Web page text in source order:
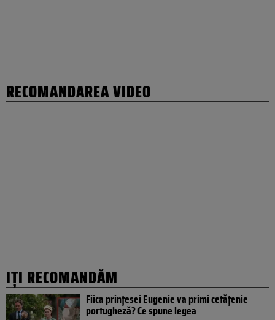
RECOMANDAREA VIDEO
IȚI RECOMANDĂM
Fiica prințesei Eugenie va primi cetățenie
portugheză? Ce spune legea